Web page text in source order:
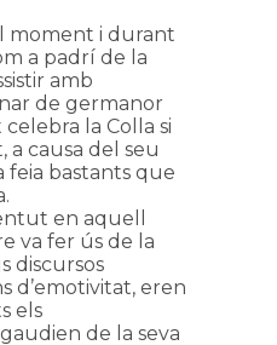
moment i durant
a padrí de la
amb
de germanor
la Colla si
a causa del seu
feia bastants que
en aquell
va fer ús de la
discursos
d’emotivitat, eren
els
de la seva